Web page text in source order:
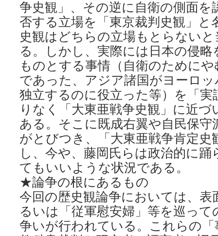
争史観」、その逆に自衛の側面を
否する立場を「東京裁判史観」と
史観はどちらの立場もとらない
る。しかし、実際には日本の侵
ものとする事情（自衛のために
であった、アジア諸国がヨーロ
独立するのに役立った等）を「実
りなく「大東亜戦争史観」に近
ある。そこに既成右翼や自民保守
がとびつき、「大東亜戦争肯定史
し、今や、藤岡氏らは政治的に
てもいいような状況である。
★論争の根にあるもの
今回の歴史観論争においては、表
るいは「従軍慰安婦」等を巡って
争いが行われている。これらの